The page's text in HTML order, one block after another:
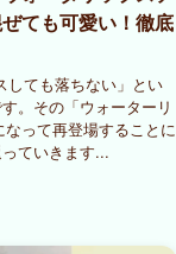
ても可愛い！徹底
しても落ちない」とい
。その「ウォーターリ
って再登場することに
ていきます...